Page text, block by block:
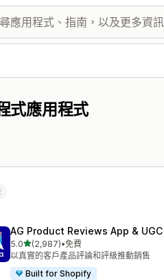
式應用程式
AG Product Reviews App & UGC
5.0滿分 5 顆星
(2,987)
共有 2987 則評價
•免費
以真實的客戶產品評論和評級推動銷售
Built for Shopify